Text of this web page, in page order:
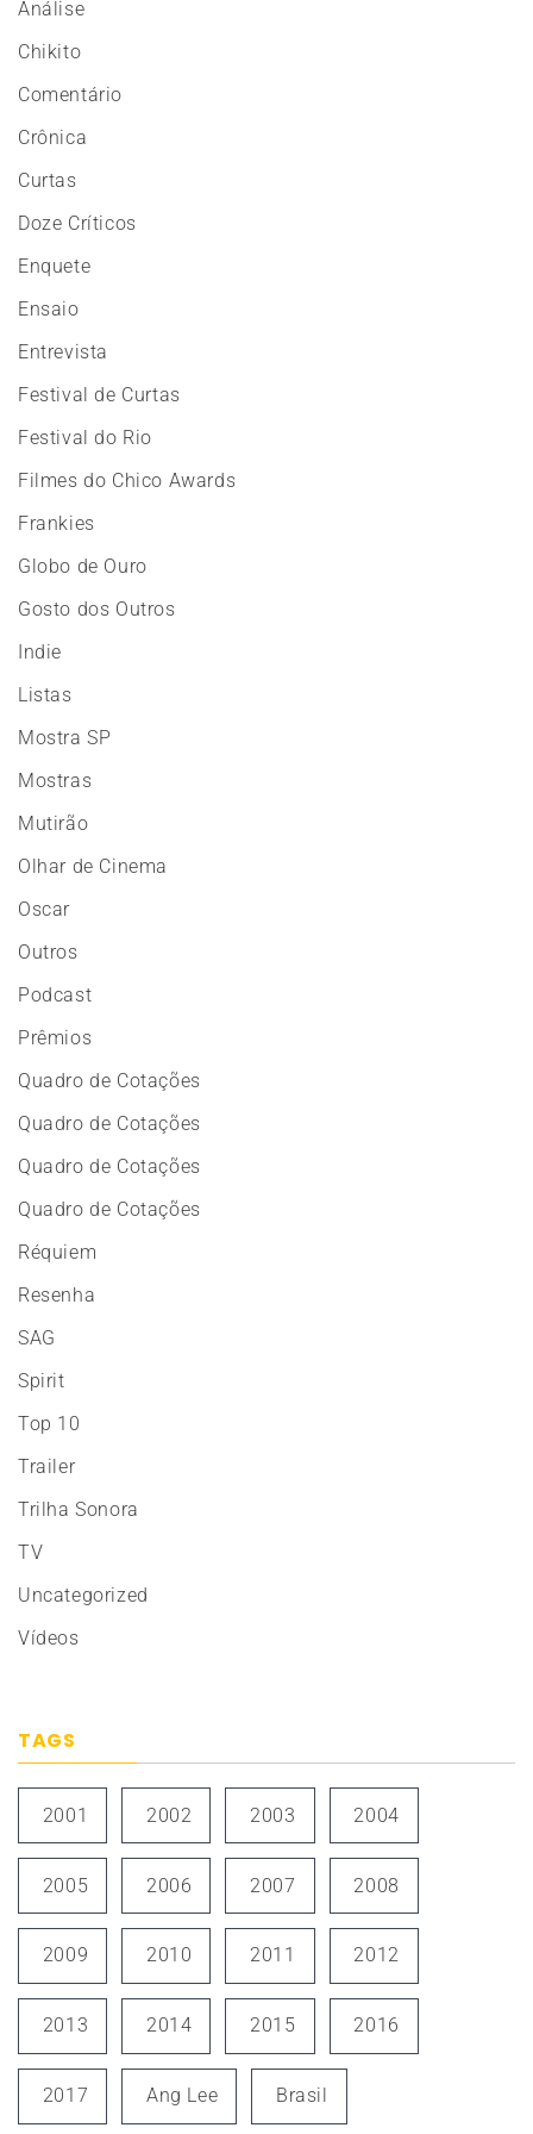
Análise
Chikito
Comentário
Crônica
Curtas
Doze Críticos
Enquete
Ensaio
Entrevista
Festival de Curtas
Festival do Rio
Filmes do Chico Awards
Frankies
Globo de Ouro
Gosto dos Outros
Indie
Listas
Mostra SP
Mostras
Mutirão
Olhar de Cinema
Oscar
Outros
Podcast
Prêmios
Quadro de Cotações
Quadro de Cotações
Quadro de Cotações
Quadro de Cotações
Réquiem
Resenha
SAG
Spirit
Top 10
Trailer
Trilha Sonora
TV
Uncategorized
Vídeos
TAGS
2001 2002 2003 2004
2005 2006 2007 2008
2009 2010 2011 2012
2013 2014 2015 2016
2017 Ang Lee Brasil